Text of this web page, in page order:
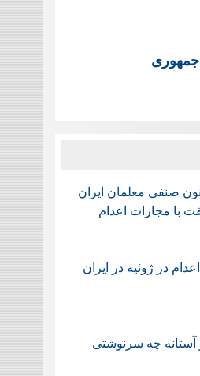
جمهوری
صنفی معلمان ایران
با مجازات اعدام
آستانه چه سرنوشتی